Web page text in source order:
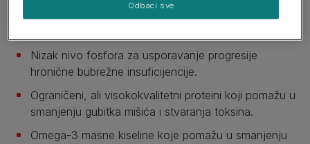
svojstvima alkalizovanja urina i niskim nivoom
Nizak nivo fosfora za usporavanje progresije
hronične bubrežne insuficijencije.
Ograničeni, ali visokokvalitetni proteini koji pomažu u
smanjenju gubitka mišića i stvaranja toksina.
Omega-3 masne kiseline koje pomažu u smanjenju
Odbaci sve